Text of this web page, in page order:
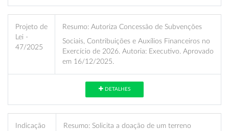
Projeto de
Lei -
47/2025
Resumo: Autoriza Concessão de Subvenções
Sociais, Contribuições e Auxílios Financeiros no
Exercício de 2026. Autoria: Executivo. Aprovado
em 16/12/2025.
DETALHES
Indicação
Resumo: Solicita a doação de um terreno